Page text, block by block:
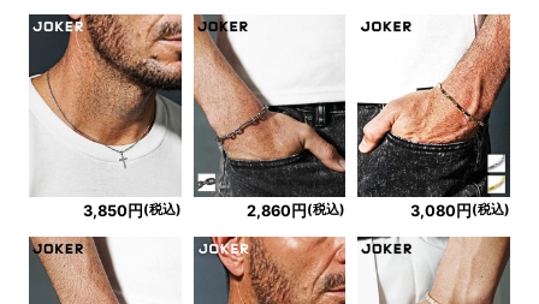
3,850円 (税込) 2,860円 (税込) 3,080円 (税込)